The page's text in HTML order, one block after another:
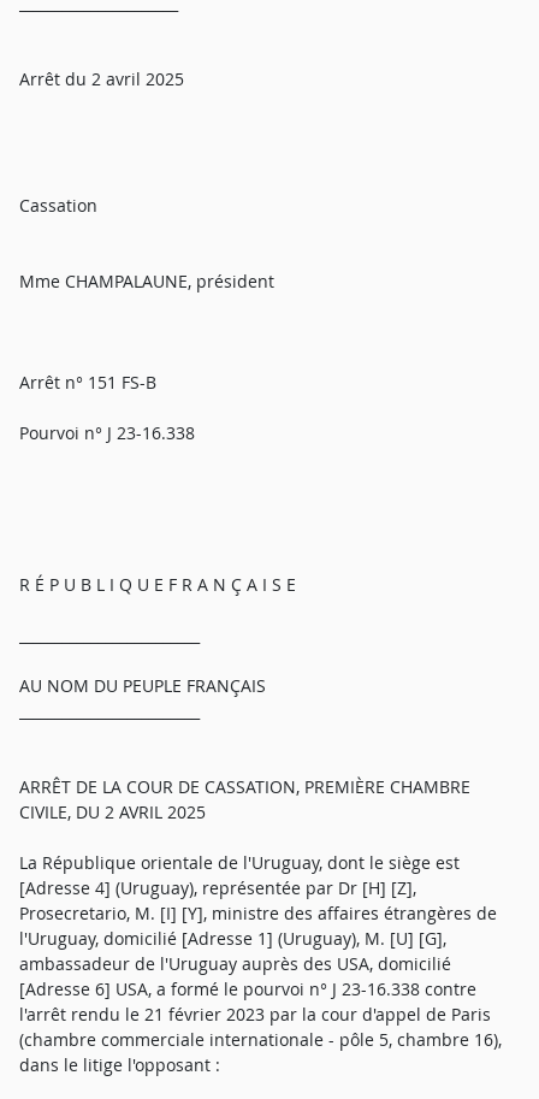
Arrêt du 2 avril 2025
Cassation
Mme CHAMPALAUNE, président
Arrêt n° 151 FS-B
Pourvoi n° J 23-16.338
R É P U B L I Q U E F R A N Ç A I S E
AU NOM DU PEUPLE FRANÇAIS
ARRÊT DE LA COUR DE CASSATION, PREMIÈRE CHAMBRE
CIVILE, DU 2 AVRIL 2025
La République orientale de l'Uruguay, dont le siège est
[Adresse 4] (Uruguay), représentée par Dr [H] [Z],
Prosecretario, M. [I] [Y], ministre des affaires étrangères de
l'Uruguay, domicilié [Adresse 1] (Uruguay), M. [U] [G],
ambassadeur de l'Uruguay auprès des USA, domicilié
[Adresse 6] USA, a formé le pourvoi n° J 23-16.338 contre
l'arrêt rendu le 21 février 2023 par la cour d'appel de Paris
(chambre commerciale internationale - pôle 5, chambre 16),
dans le litige l'opposant :